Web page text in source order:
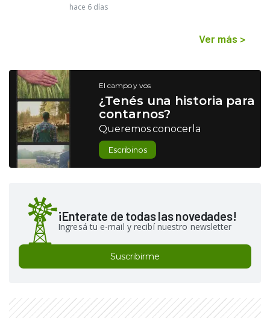
hace 6 días
Ver más >
El campo y vos
¿Tenés una historia para
contarnos?
Queremos conocerla
Escribinos
¡Enterate de todas las novedades!
Ingresá tu e-mail y recibí nuestro newsletter
Suscribirme